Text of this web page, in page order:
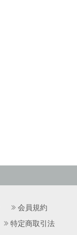
会員規約
特定商取引法